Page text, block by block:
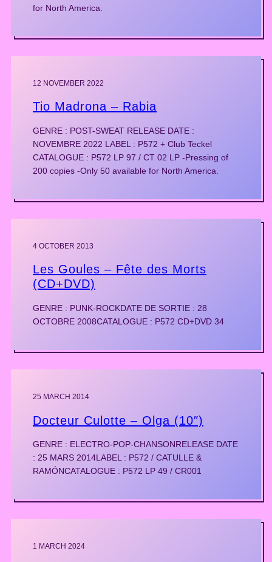
for North America.
12 NOVEMBER 2022
Tio Madrona – Rabia
GENRE : POST-SWEAT RELEASE DATE :
NOVEMBRE 2022 LABEL : P572 + Club Teckel
CATALOGUE : P572 LP 97 / CT 02 LP -Pressing of
200 copies -Only 50 available for North America.
4 OCTOBER 2013
Les Goules – Fête des Morts
(CD+DVD)
GENRE : PUNK-ROCKDATE DE SORTIE : 28
OCTOBRE 2008CATALOGUE : P572 CD+DVD 34
25 MARCH 2014
Docteur Culotte – Olga (10″)
GENRE : ELECTRO-POP-CHANSONRELEASE DATE
: 25 MARS 2014LABEL : P572 / CATULLE &
RAMÓNCATALOGUE : P572 LP 49 / CR001
1 MARCH 2024